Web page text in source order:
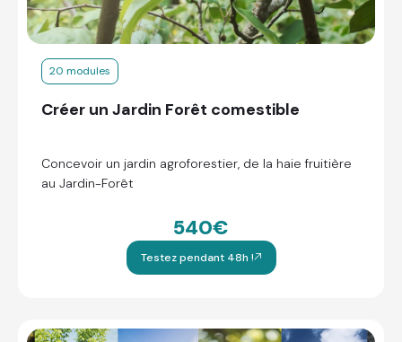
20 modules
Créer un Jardin Forêt comestible
Concevoir un jardin agroforestier, de la haie fruitière
au Jardin-Forêt
540€
Testez pendant 48h !